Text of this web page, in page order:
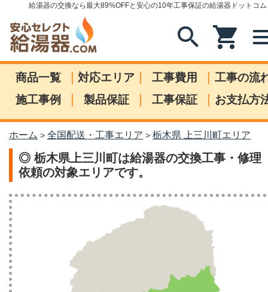
給湯器の交換なら最大89%OFFと安心の10年工事保証の給湯器ドットコム
search shopping_cart
商品一覧 | 対応エリア | 工事費用 | 工事の流
施工事例
| 製品保証 | 工事保証 | お支払方
ホーム > 全国配送・工事エリア > 栃木県 上三川町エリア
◎ 栃木県上三川町は給湯器の交換工事・修理
依頼の対象エリアです。